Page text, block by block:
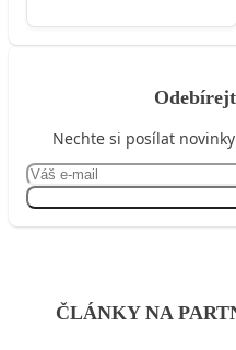
Nechte si posílat
ČLÁNKY NA